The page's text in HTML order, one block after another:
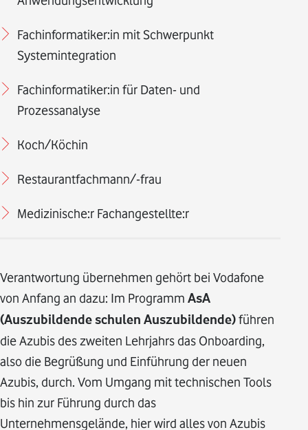
Fachinformatiker:in mit Schwerpunkt
Systemintegration
Fachinformatiker:in für Daten- und
Prozessanalyse
Koch/Köchin
Restaurantfachmann/-frau
Medizinische:r Fachangestellte:r
Verantwortung übernehmen gehört bei Vodafone
von Anfang an dazu: Im Programm AsA
(Auszubildende schulen Auszubildende)führen
die Azubis des zweiten Lehrjahrs das Onboarding,
also die Begrüßung und Einführung der neuen
Azubis, durch. Vom Umgang mit technischen Tools
bis hin zur Führung durch das
Unternehmensgelände, hier wird alles von Azubis